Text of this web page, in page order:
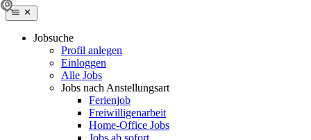
Jobsuche
Profil anlegen
Einloggen
Alle Jobs
Jobs nach Anstellungsart
Ferienjob
Freiwilligenarbeit
Home-Office Jobs
Jobs ab sofort